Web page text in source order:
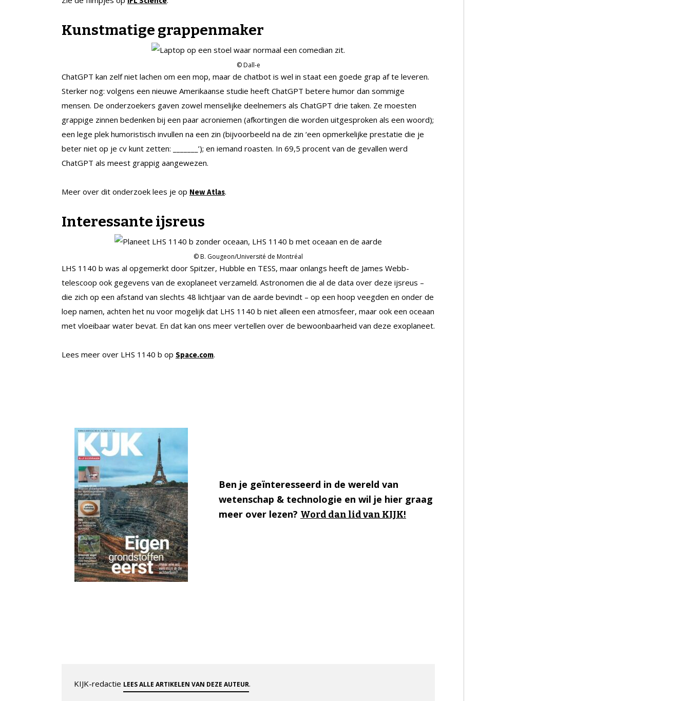
Kunstmatige grappenmaker
© Dall-e
ChatGPT kan zelf niet lachen om een mop, maar de chatbot is wel in staat een goede grap af te leveren.
Sterker nog: volgens een nieuwe Amerikaanse studie heeft ChatGPT betere humor dan sommige
mensen. De onderzoekers gaven zowel menselijke deelnemers als ChatGPT drie taken. Ze moesten
grappige zinnen bedenken bij een paar acroniemen (afkortingen die worden uitgesproken als een woord);
een lege plek humoristisch invullen na een zin (bijvoorbeeld na de zin ‘een opmerkelijke prestatie die je
beter niet op je cv kunt zetten: _______’); en iemand roasten. In 69,5 procent van de gevallen werd
ChatGPT als meest grappig aangewezen.
Meer over dit onderzoek lees je op New Atlas.
Interessante ijsreus
© B. Gougeon/Université de Montréal
LHS 1140 b was al opgemerkt door Spitzer, Hubble en TESS, maar onlangs heeft de James Webb-
telescoop ook gegevens van de exoplaneet verzameld. Astronomen die al de data over deze ijsreus –
die zich op een afstand van slechts 48 lichtjaar van de aarde bevindt – op een hoop veegden en onder de
loep namen, achten het nu voor mogelijk dat LHS 1140 b niet alleen een atmosfeer, maar ook een oceaan
met vloeibaar water bevat. En dat kan ons meer vertellen over de bewoonbaarheid van deze exoplaneet.
Lees meer over LHS 1140 b op Space.com.
Ben je geïnteresseerd in de wereld van
wetenschap & technologie en wil je hier graag
meer over lezen? Word dan lid van KIJK!
KIJK-redactie LEES ALLE ARTIKELEN VAN DEZE AUTEUR.